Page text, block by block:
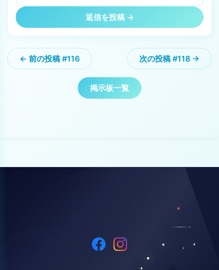
返信を投稿 →
← 前の投稿 #116
掲示板一覧
次の投稿 #118 →